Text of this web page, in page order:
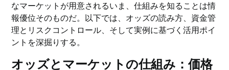
なマーケットが用意されるいま、仕組みを知ることは情
報優位そのものだ。以下では、オッズの読み方、資金管
理とリスクコントロール、そして実例に基づく活用ポイ
ントを深掘りする。
オッズとマーケットの仕組み：価格